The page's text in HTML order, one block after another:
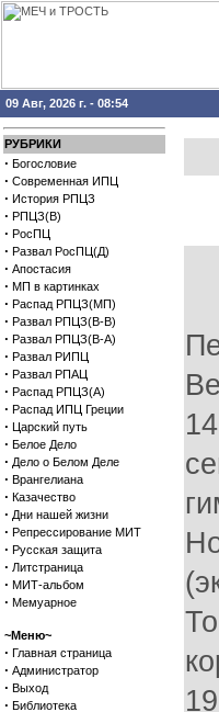
09 Авг, 2026 г. - 08:54
РУБРИКИ
· Богословие
· Современная ИПЦ
· История РПЦЗ
· РПЦЗ(В)
· РосПЦ
· Развал РосПЦ(Д)
· Апостасия
· МП в картинках
· Распад РПЦЗ(МП)
· Развал РПЦЗ(В-В)
· Развал РПЦЗ(В-А)
· Развал РИПЦ
· Развал РПАЦ
· Распад РПЦЗ(А)
· Распад ИПЦ Греции
· Царский путь
· Белое Дело
· Дело о Белом Деле
· Врангелиана
· Казачество
· Дни нашей жизни
· Репрессирование МИТ
· Русская защита
· Литстраница
· МИТ-альбом
· Мемуарное
~Меню~
· Главная страница
· Администратор
· Выход
· Библиотека